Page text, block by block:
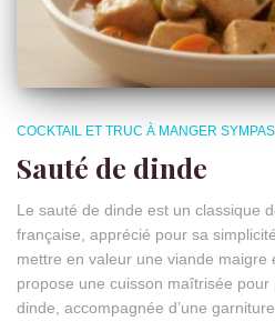
COCKTAIL ET TRUC À MANGER SYMPAS
Sauté de dinde
Le sauté de dinde est un classique
française, apprécié pour sa
mettre en valeur une viande maigre
propose une cuisson maîtrisée
dinde, accompagnée d’une